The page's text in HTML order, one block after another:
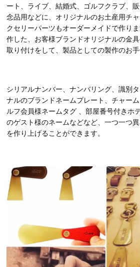
ート、ライブ、結婚式、ゴルフクラブ、
念品用などに、オリジナルのお土産用チ
クセリーパーツもオーダーメイドで作り
作した、お客様ブランドオリジナルの金
取り付けをして、製品としての製作のお手
シリアルナンバー、ナンバリング、識別
ナルのブランドネームプレート、チャー
ルフ会員様ネームタグ 、部屋番号付きホ
のゲスト様のネームなどなど、一つ一つ
を作り上げることができます。